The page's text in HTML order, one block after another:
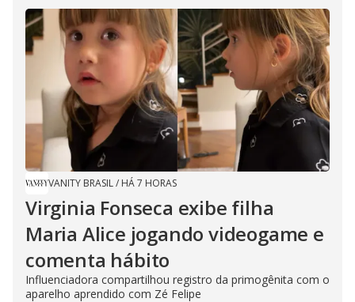
VANITY BRASIL/ HÁ 7 HORAS
Virginia Fonseca exibe filha
Maria Alice jogando videogame e
comenta hábito
Influenciadora compartilhou registro da primogênita com o
aparelho aprendido com Zé Felipe